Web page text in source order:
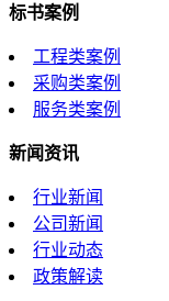
标书案例
工程类案例
采购类案例
服务类案例
新闻资讯
行业新闻
公司新闻
行业动态
政策解读